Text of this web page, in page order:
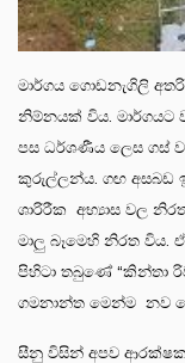
මාර්ගය ගොඩනැගිලි
නිම්නයක් විය. මාර්ගයට
පස ධර්ශණීය ලෙස ගස්
කුරුල්ලන්ය. ගඟ අසබඩ
ශාරිරීක අභ්‍යාස වල
මාලු බෑමෙහි නිරත විය.
පිහිටා තබුණේ “කින්තා
ගමනාන්ත මෙන්ම නව
සීනු විසින් අපව ආරක්ෂක